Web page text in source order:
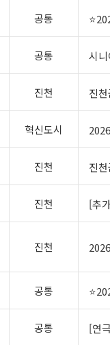
공통
공통 시
진천 진
혁신도시
진천 진
진천 [추
진천
공통
공통 [연